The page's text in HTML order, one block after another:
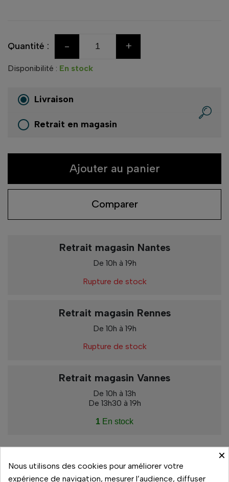
Quantité : - +
Disponibilité : En stock
Livraison
Retrait en magasin
Ajouter au panier
Comparer
Retrait magasin Nantes
De 10h à 19h
Rupture de stock
Retrait magasin Rennes
De 10h à 19h
Rupture de stock
Retrait magasin Vannes
De 10h à 13h
De 13h30 à 19h
1 En stock
Paiement sécurisé
×
Nous utilisons des cookies pour améliorer votre
expérience de navigation, mesurer l’audience, diffuser